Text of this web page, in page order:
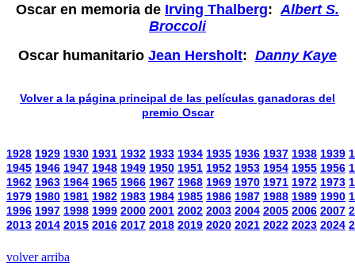
Oscar en memoria de Irving Thalberg: Albert S.
Broccoli
Oscar humanitario Jean Hersholt: Danny Kaye
Volver a la página principal de las películas ganadoras del
premio Oscar
1928 1929 1930 1931 1932 1933 1934 1935 1936 1937 1938 1939
1945 1946 1947 1948 1949 1950 1951 1952 1953 1954 1955 1956
1962 1963 1964 1965 1966 1967 1968 1969 1970 1971 1972 1973
1979 1980 1981 1982 1983 1984 1985 1986 1987 1988 1989 1990
1996 1997 1998 1999 2000 2001 2002 2003 2004 2005 2006 2007
2013 2014 2015 2016 2017 2018 2019 2020 2021 2022 2023 2024
volver arriba